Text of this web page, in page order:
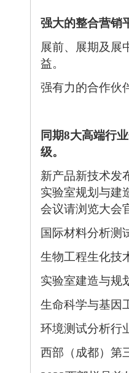
强大的整合营销
展前、展期及展
益。
强有力的合作伙
同期8大高端行
级。
新产品新技术发
实验室规划与建
会议请浏览大会
国际材料分析测
生物工程生化技
实验室建造与规
生命科学与基因
环境测试分析行
西部（成都）第